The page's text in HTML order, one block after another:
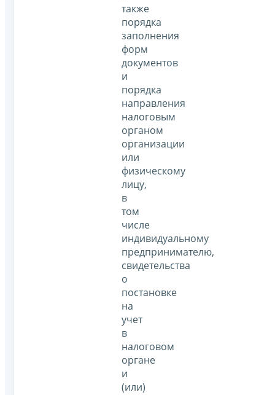
также
порядка
заполнения
форм
документов
и
порядка
направления
налоговым
органом
организации
или
физическому
лицу,
в
том
числе
индивидуальному
предпринимателю,
свидетельства
о
постановке
на
учет
в
налоговом
органе
и
(или)